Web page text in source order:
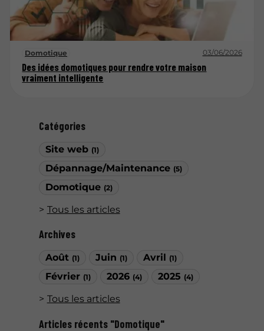
Catégories
Site web (1)
Dépannage/Maintenance (5)
Domotique (2)
Tous les articles
Archives
Août (1) Juin (1) Avril (1)
Février (1) 2026 (4) 2025 (4)
Tous les articles
Articles récents "Domotique"
Domotique 03/06/2026
Des idées domotiques pour rendre votre maison
vraiment intelligente